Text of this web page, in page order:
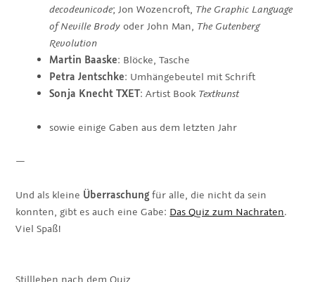
decodeunicode; Jon Wozencroft, The Graphic Language
of Neville Brody oder John Man, The Gutenberg
Revolution
Martin Baaske: Blöcke, Tasche
Petra Jentschke: Umhängebeutel mit Schrift
Sonja Knecht TXET: Artist Book Textkunst
sowie einige Gaben aus dem letzten Jahr
—
Und als kleine Überraschungfür alle, die nicht da sein
konnten, gibt es auch eine Gabe: Das Quiz zum Nachraten.
Viel Spaß!
Stillleben nach dem Quiz